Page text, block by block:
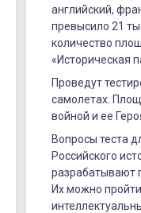
войны
пройдёт
через
месяц
26
апреля
английский,
превысило 21
количество
«Историческая
Проведут
самолетах.
войной и ее
Вопросы теста
Российского
разрабатывают
Их можно